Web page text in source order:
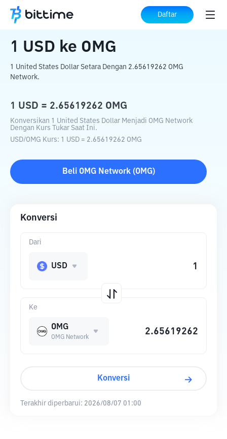
Daftar
Beranda Konverter Kripto ke OMG
1 USD ke OMG
1 United States Dollar Setara Dengan 2.65619262 OMG
Network.
1 USD = 2.65619262 OMG
Konversikan 1 United States Dollar Menjadi OMG Network
Dengan Kurs Tukar Saat Ini.
USD/OMG Kurs: 1 USD = 2.65619262 OMG
Beli OMG Network(OMG)
Konversi
Ke
OMG
OMG Network
Dari
USD
Konversi
Terakhir diperbarui: 2026/08/07 01:00